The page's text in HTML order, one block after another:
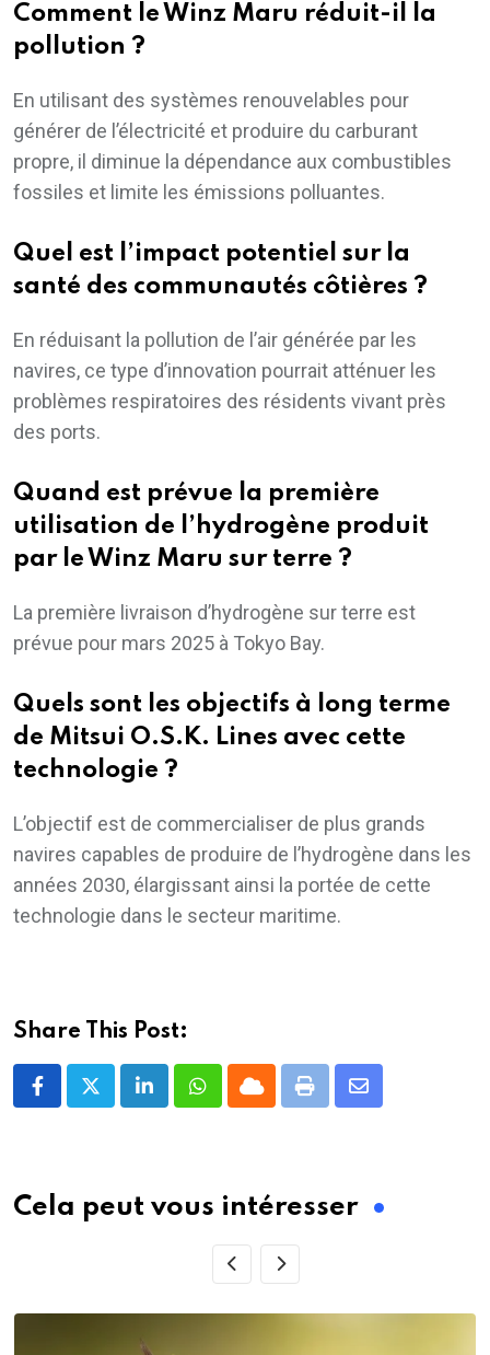
Comment le Winz Maru réduit-il la
pollution ?
En utilisant des systèmes renouvelables pour
générer de l’électricité et produire du carburant
propre, il diminue la dépendance aux combustibles
fossiles et limite les émissions polluantes.
Quel est l’impact potentiel sur la
santé des communautés côtières ?
En réduisant la pollution de l’air générée par les
navires, ce type d’innovation pourrait atténuer les
problèmes respiratoires des résidents vivant près
des ports.
Quand est prévue la première
utilisation de l’hydrogène produit
par le Winz Maru sur terre ?
La première livraison d’hydrogène sur terre est
prévue pour mars 2025 à Tokyo Bay.
Quels sont les objectifs à long terme
de Mitsui O.S.K. Lines avec cette
technologie ?
L’objectif est de commercialiser de plus grands
navires capables de produire de l’hydrogène dans les
années 2030, élargissant ainsi la portée de cette
technologie dans le secteur maritime.
Share This Post:
LinkedInWhatsappCloudPrint
Share
Cela peut vous intéresser